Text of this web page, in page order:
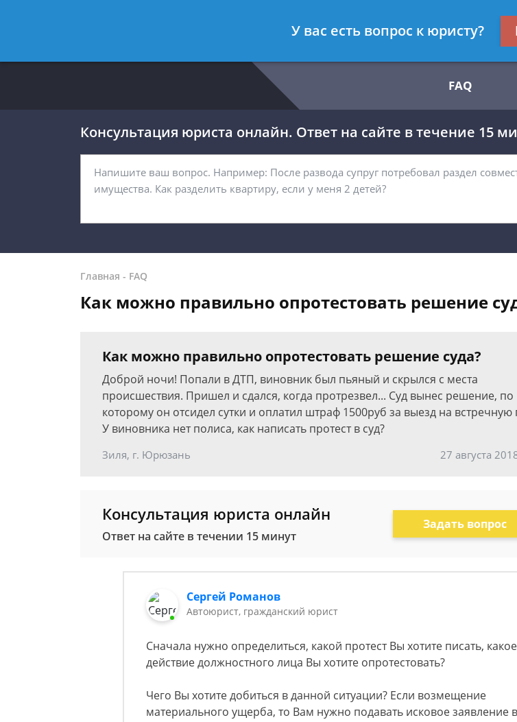
8 812 467-32-54
FAQ
Консультация юриста онлайн. Ответ на сайте в течение 15
Главная - FAQ
Как можно правильно опротестовать решение
Как можно правильно опротестовать решение суда?
Доброй ночи! Попали в ДТП, виновник был пьяный и скрылся с места
происшествия. Пришел и сдался, когда протрезвел... Суд вынес решение, по
которому он отсидел сутки и оплатил штраф 1500руб за выезд на встречную
У виновника нет полиса, как написать протест в суд?
Зиля, г. Юрюзань 27 августа
Консультация юриста онлайн
Ответ на сайте в течении 15 минут
Задать вопрос
Сергей Романов
Автоюрист, гражданский юрист
Сначала нужно определиться, какой протест Вы хотите писать, какое
действие должностного лица Вы хотите опротестовать?
Чего Вы хотите добиться в данной ситуации? Если возмещение
материального ущерба, то Вам нужно подавать исковое заявление
У вас есть вопрос к юристу?